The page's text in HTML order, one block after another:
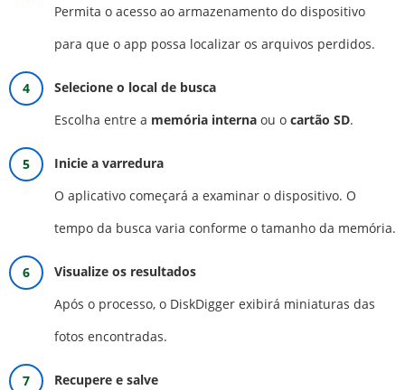
Permita o acesso ao armazenamento do dispositivo
para que o app possa localizar os arquivos perdidos.
Selecione o local de busca
Escolha entre a memória interna ou o cartão SD.
Inicie a varredura
O aplicativo começará a examinar o dispositivo. O
tempo da busca varia conforme o tamanho da memória.
Visualize os resultados
Após o processo, o DiskDigger exibirá miniaturas das
fotos encontradas.
Recupere e salve